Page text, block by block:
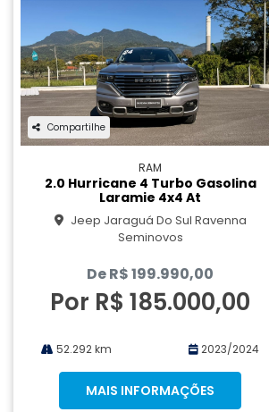
Compartilhe
RAM
2.0 Hurricane 4 Turbo Gasolina
Laramie 4x4 At
Jeep Jaraguá Do Sul Ravenna
Seminovos
De R$ 199.990,00
Por R$ 185.000,00
52.292 km 2023/2024
MAIS INFORMAÇÕES